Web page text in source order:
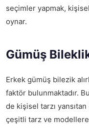
seçimler yapmak,
oynar.
Gümüş
Erkek gümüş bilezik
faktör bulunmaktadır.
de kişisel tarzı
çeşitli tarz ve